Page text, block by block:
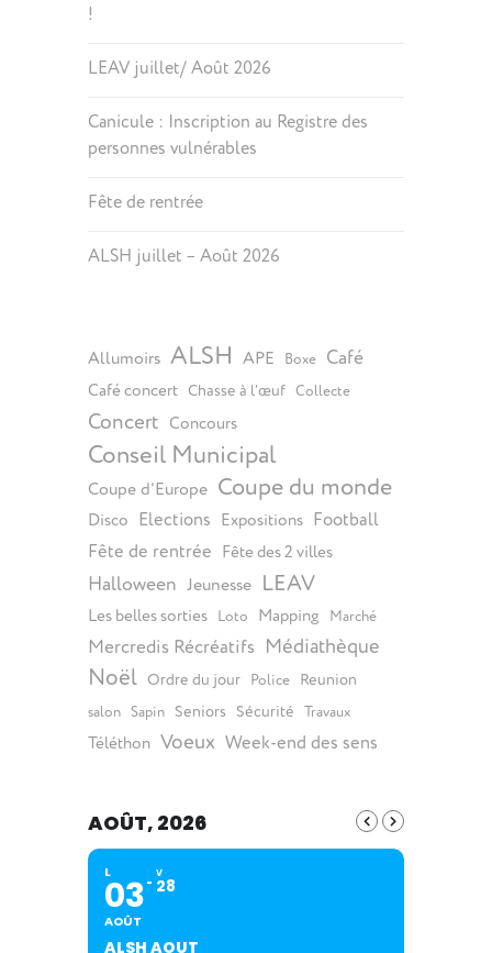
!
LEAV juillet/ Août 2026
Canicule : Inscription au Registre des
personnes vulnérables
Fête de rentrée
ALSH juillet – Août 2026
Allumoirs ALSH APE Boxe Café
Café concert Chasse à l’œuf Collecte
Concert Concours
Conseil Municipal
Coupe d'Europe Coupe du monde
Disco Elections Expositions Football
Fête de rentrée Fête des 2 villes
Halloween Jeunesse LEAV
Les belles sorties Loto Mapping Marché
Mercredis Récréatifs Médiathèque
Noël Ordre du jour Police Reunion
salon Sapin Seniors Sécurité Travaux
Téléthon Voeux Week-end des sens
AOÛT, 2026
L
03
AOÛT
V
28
ALSH AOUT